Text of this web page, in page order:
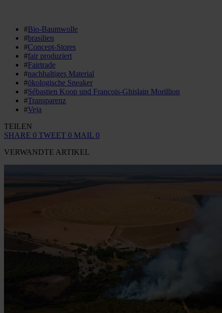
#Bio-Baumwolle
#brasilien
#Concept-Stores
#fair produziert
#Fairtrade
#nachhaltiges Material
#ökologische Sneaker
#Sébastien Koop und François-Ghislain Morillion
#Transparenz
#Veja
TEILEN
SHARE 0 TWEET 0 MAIL 0
VERWANDTE ARTIKEL